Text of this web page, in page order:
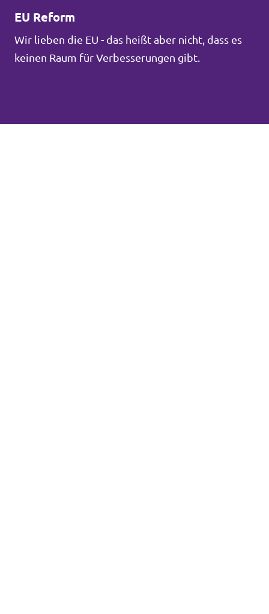
EU Reform
Wir lieben die EU - das heißt aber nicht, dass es
keinen Raum für Verbesserungen gibt.